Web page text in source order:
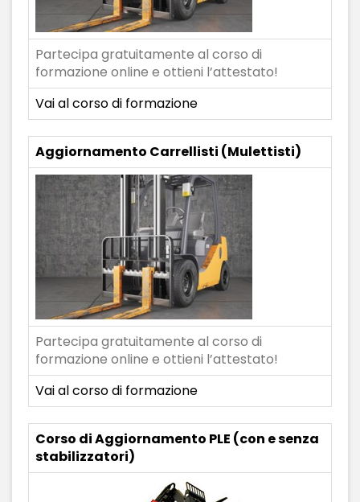
Partecipa gratuitamente al corso di
formazione online e ottieni l’attestato!
Vai al corso di formazione
Aggiornamento Carrellisti (Mulettisti)
Partecipa gratuitamente al corso di
formazione online e ottieni l’attestato!
Vai al corso di formazione
Corso di Aggiornamento PLE (con e senza
stabilizzatori)